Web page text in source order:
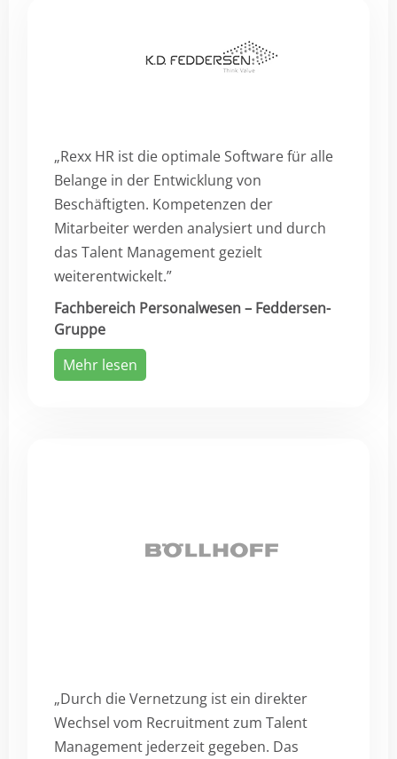
„Rexx HR ist die optimale Software für alle
Belange in der Entwicklung von
Beschäftigten. Kompetenzen der
Mitarbeiter werden analysiert und durch
das Talent Management gezielt
weiterentwickelt.”
Fachbereich Personalwesen – Feddersen-
Gruppe
Mehr lesen
„Durch die Vernetzung ist ein direkter
Wechsel vom Recruitment zum Talent
Management jederzeit gegeben. Das